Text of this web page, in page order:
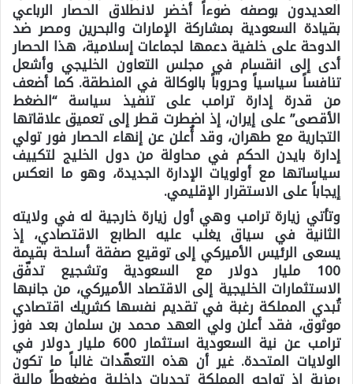
العديدون بوصفه ضوءاً أخضر لانطلاق الحصار الرباعي
بقيادة السعودية بمشاركة الإمارات والبحرين ومصر ضد
الدوحة على خلفية دعمها لجماعات إسلامية، هذا الحصار
أدى إلى انقسام في مجلس التعاون الخليجي وأشعل
تنافساً سياسياً وحروباً بالوكالة في المنطقة. كما أضعف
من قدرة إدارة ترامب على تنفيذ سياسة “الضغط
الأقصى” على إيران، إذ اضطرت قطر إلى تعميق علاقاتها
التجارية مع طهران، وقد أُعلن عن إنهاء الحصار فور تولي
إدارة بايدن الحكم في محاولة من دول الخليج لتكييف
سياساتها مع أولويات الإدارة الجديدة، وهو ما انعكس
إيجاباً على الاستقرار الإقليمي.
وتأتي زيارة ترامب وهي أول زيارة خارجية له في ولايته
الثانية في سياق يغلب عليه الطابع الاقتصادي، إذ
يسعى الرئيس الأميركي إلى توقيع صفقة أسلحة بقيمة
100 مليار دولار مع السعودية وتشجيع تدفّق
الاستثمارات الخليجية إلى الاقتصاد الأميركي، من جانبها
تُبدي المملكة رغبة في تقديم نفسها كشريك اقتصادي
موثوق، فقد أعلن ولي العهد محمد بن سلمان بعد فوز
ترامب عن نية السعودية استثمار 600 مليار دولار في
الولايات المتحدة. غير أن هذه التعهّدات غالباً ما تكون